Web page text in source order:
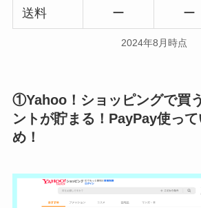
送料 ー ー
2024年8月時点
①Yahoo！ショッピングで買
ントが貯まる！PayPay使っ
め！